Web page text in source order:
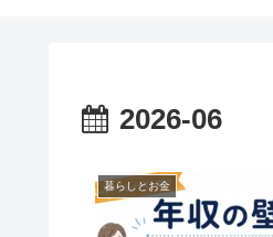
2026-06
暮らしとお金